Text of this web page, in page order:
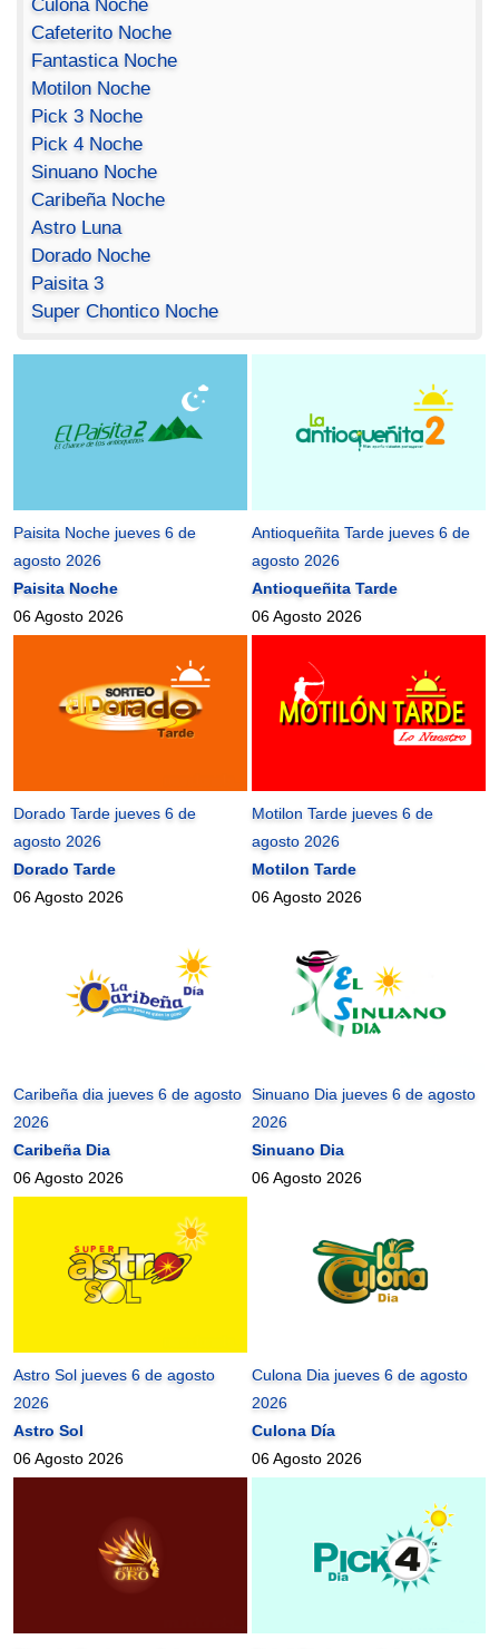
Culona Noche
Cafeterito Noche
Fantastica Noche
Motilon Noche
Pick 3 Noche
Pick 4 Noche
Sinuano Noche
Caribeña Noche
Astro Luna
Dorado Noche
Paisita 3
Super Chontico Noche
Paisita Noche jueves 6 de
agosto 2026
Paisita Noche
06 Agosto 2026
Antioqueñita Tarde jueves 6 de
agosto 2026
Antioqueñita Tarde
06 Agosto 2026
Dorado Tarde jueves 6 de
agosto 2026
Dorado Tarde
06 Agosto 2026
Motilon Tarde jueves 6 de
agosto 2026
Motilon Tarde
06 Agosto 2026
Caribeña dia jueves 6 de agosto
2026
Caribeña Dia
06 Agosto 2026
Sinuano Dia jueves 6 de agosto
2026
Sinuano Dia
06 Agosto 2026
Astro Sol jueves 6 de agosto
2026
Astro Sol
06 Agosto 2026
Culona Dia jueves 6 de agosto
2026
Culona Día
06 Agosto 2026